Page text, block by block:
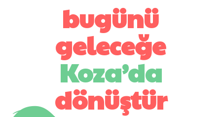
bugünü
geleceğe
Koza’da
dönüştür